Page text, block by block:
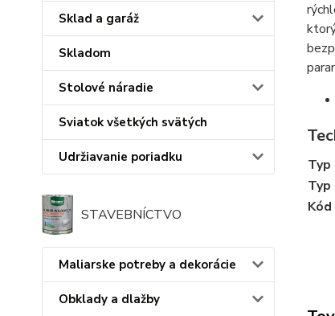
Sklad a garáž
Skladom
Stolové náradie
Sviatok všetkých svätých
Udržiavanie poriadku
STAVEBNÍCTVO
Maliarske potreby a dekorácie
Obklady a dlažby
Typ